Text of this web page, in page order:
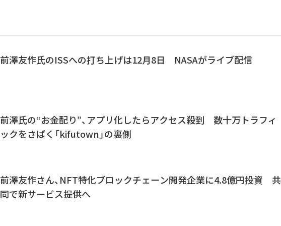
前澤友作氏のISSへの打ち上げは12月8日 NASAがライブ配信
前澤氏の“お金配り”、アプリ化したらアクセス殺到 数十万トラフィ
ックをさばく「kifutown」の裏側
前澤友作さん、NFT特化ブロックチェーン開発企業に4.8億円投資 共
同で新サービス提供へ